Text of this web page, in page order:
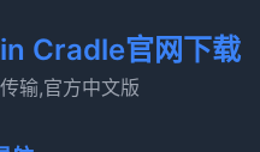
Cradle官网下载
输,官方中文版